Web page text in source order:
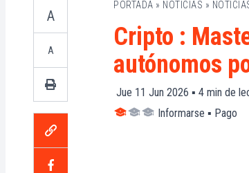
A
A
PORTADA » NOTICIAS »
Cripto :
autónomos
Jue 11 Jun 2026 ▪ 4 min de
Informarse ▪ Pago